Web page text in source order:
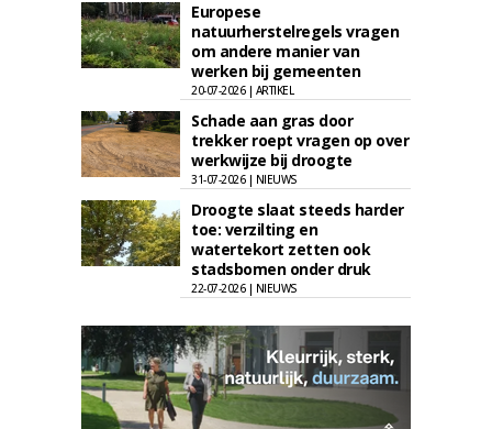
Europese
natuurherstelregels vragen
om andere manier van
werken bij gemeenten
20-07-2026 | ARTIKEL
Schade aan gras door
trekker roept vragen op over
werkwijze bij droogte
31-07-2026 | NIEUWS
Droogte slaat steeds harder
toe: verzilting en
watertekort zetten ook
stadsbomen onder druk
22-07-2026 | NIEUWS